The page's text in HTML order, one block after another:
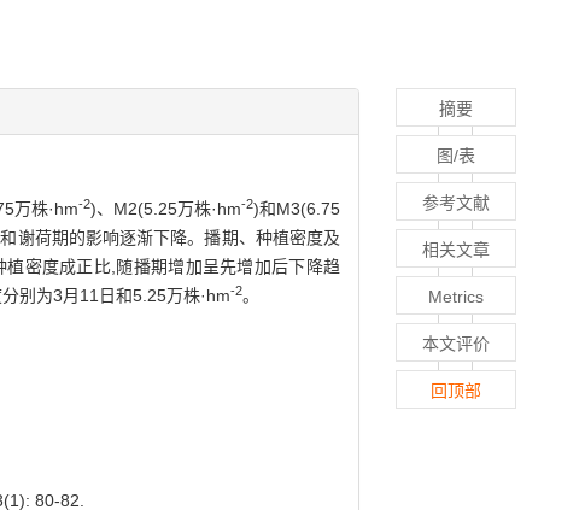
万株·hm-2)、M2(5.25万株·hm-2)和M3(6.75
谢荷期的影响逐渐下降。播期、种植密度及
密度成正比,随播期增加呈先增加后下降趋
别为3月11日和5.25万株·hm-2。
80-82.
摘要
图/表
参考文献
相关文章
Metrics
本文评价
回顶部